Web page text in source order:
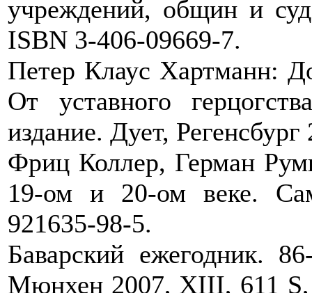
учреждений, общин и
ISBN 3-406-09669-7.
Петер Клаус Хартманн:
От уставного
издание. Дует,
Фриц Коллер, Герман
19-ом и 20-ом веке.
921635-98-5.
Баварский ежегодник.
Мюнхен 2007, XIII, 611 S,